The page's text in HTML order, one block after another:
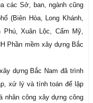
các Sở, ban, ngành cũng
(Biên Hòa, Long Khánh,
Phú, Xuân Lộc, Cẩm Mỹ,
Phần mềm xây dựng Bắc
dựng Bắc Nam đã trình
xử lý và tính toán để lập
nhân công xây dựng công